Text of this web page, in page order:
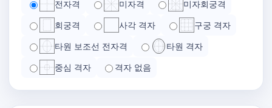
전자격 미자격 미자회궁격
회궁격 사각 격자 구궁 격자
타원 보조선 전자격 타원 격자
중심 격자 격자 없음